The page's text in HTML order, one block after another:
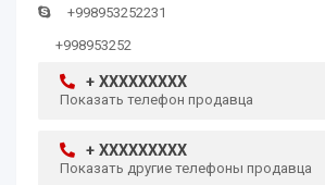
+998953252231
+998953252
+ XXXXXXXXX
Показать телефон продавца
+ XXXXXXXXX
Показать другие телефоны продавца